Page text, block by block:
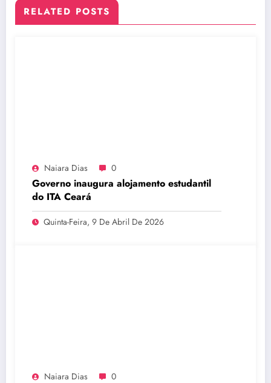
RELATED POSTS
Naiara Dias 0
Governo inaugura alojamento estudantil
do ITA Ceará
Quinta-Feira, 9 De Abril De 2026
Naiara Dias 0